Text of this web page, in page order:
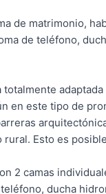
de matrimonio,
de teléfono,
totalmente
en este tipo de
Esto es
2 camas
ducha